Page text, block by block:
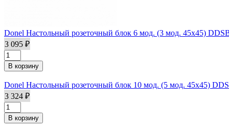
Donel Настольный розеточный блок 6 мод. (3 мод. 45х45)
3 095 ₽
Donel Настольный розеточный блок 10 мод. (5 мод. 45х45)
3 324 ₽